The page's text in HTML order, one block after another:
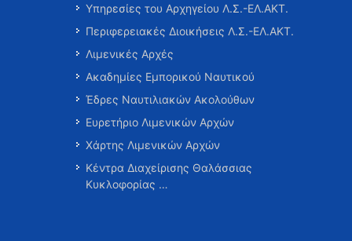
Υπηρεσίες του Αρχηγείου Λ.Σ.-ΕΛ.ΑΚΤ.
Περιφερειακές Διοικήσεις Λ.Σ.-ΕΛ.ΑΚΤ.
Λιμενικές Αρχές
Ακαδημίες Εμπορικού Ναυτικού
Έδρες Ναυτιλιακών Ακολούθων
Ευρετήριο Λιμενικών Αρχών
Χάρτης Λιμενικών Αρχών
Κέντρα Διαχείρισης Θαλάσσιας
Κυκλοφορίας …